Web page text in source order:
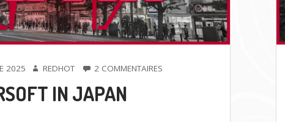
2025 AUTEUR
REDHOT 2 COMMENTAIRES
IN JAPAN